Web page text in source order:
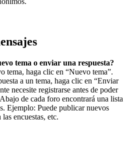
tema o enviar una respuesta?
tema, haga clic en “Nuevo tema”.
a un tema, haga clic en “Enviar
necesite registrarse antes de poder
de cada foro encontrará una lista
Ejemplo: Puede publicar nuevos
encuestas, etc.